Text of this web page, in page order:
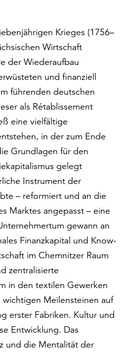
Krieges (1756–
Wirtschaft
der Wiederaufbau
und finanziell
führenden deutschen
als Rétablissement
eine vielfältige
in der zum Ende
Grundlagen für den
gelegt
Instrument der
– reformiert und an die
Marktes angepasst – eine
gewann an
Finanzkapital und Know-
im Chemnitzer Raum
zentralisierte
in den textilen Gewerken
Meilensteinen auf
erster Fabriken. Kultur und
Entwicklung. Das
und die Mentalität der